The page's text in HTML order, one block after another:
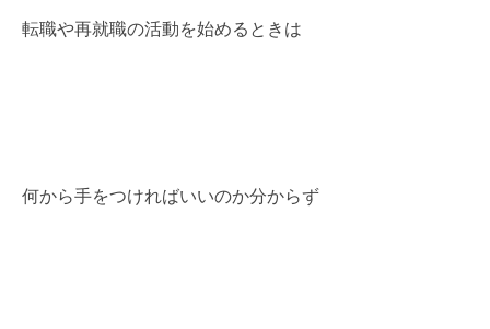
転職や再就職の活動を始めるときは
何から手をつければいいのか分からず